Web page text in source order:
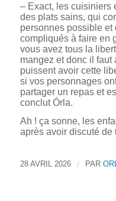
– Exact, les cuisiniers
des plats sains, qui
personnes possible et
compliqués à faire en
vous avez tous la
mangez et donc il
puissent avoir cette
si vos personnages
partager un repas et
conclut Órla.
Ah ! ça sonne, les
après avoir discuté de
28 AVRIL 2026 / PAR